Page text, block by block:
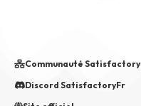
Communauté Satisfactory
Discord SatisfactoryFr